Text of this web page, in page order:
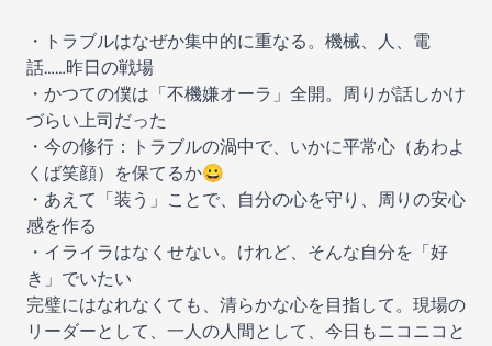
・トラブルはなぜか集中的に重なる。機械、人、電
話……昨日の戦場
・かつての僕は「不機嫌オーラ」全開。周りが話しかけ
づらい上司だった
・今の修行：トラブルの渦中で、いかに平常心（あわよ
くば笑顔）を保てるか😀
・あえて「装う」ことで、自分の心を守り、周りの安心
感を作る
・イライラはなくせない。けれど、そんな自分を「好
き」でいたい
完璧にはなれなくても、清らかな心を目指して。現場の
リーダーとして、一人の人間として、今日もニコニコと